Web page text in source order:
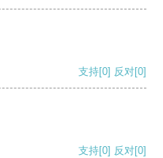
支持[0] 反对[0]
支持[0] 反对[0]